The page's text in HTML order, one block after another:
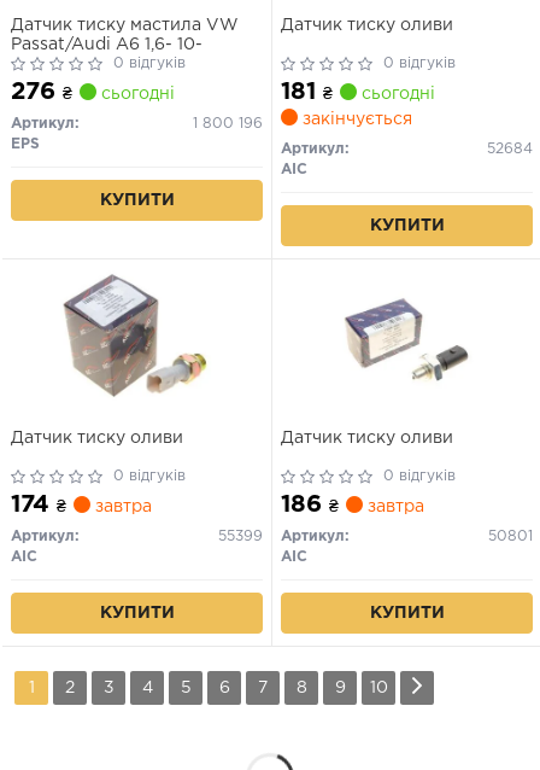
Датчик тиску мастила VW
Passat/Audi A6 1,6- 10-
0 відгуків
276 ₴ сьогодні
Артикул:
1 800 196
EPS
КУПИТИ
Датчик тиску оливи
0 відгуків
181 ₴
сьогодні
закінчується
Артикул:
52684
AIC
КУПИТИ
Датчик тиску оливи
0 відгуків
174 ₴ завтра
Артикул:
55399
AIC
КУПИТИ
Датчик тиску оливи
0 відгуків
186 ₴ завтра
Артикул:
50801
AIC
КУПИТИ
2 3 4 5 6 7 8 9 10